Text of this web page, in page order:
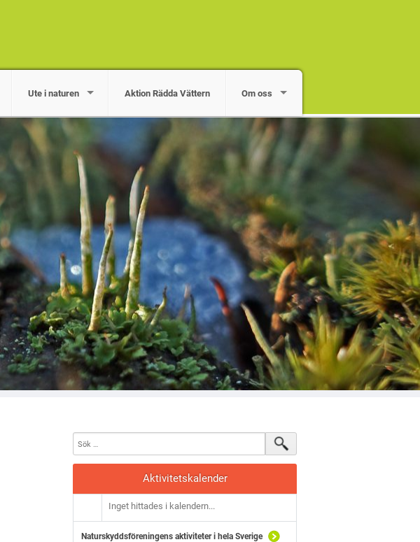
Ute i naturen Aktion Rädda Vättern Om oss
Aktivitetskalender
Inget hittades i kalendern...
Naturskyddsföreningens aktiviteter i hela Sverige